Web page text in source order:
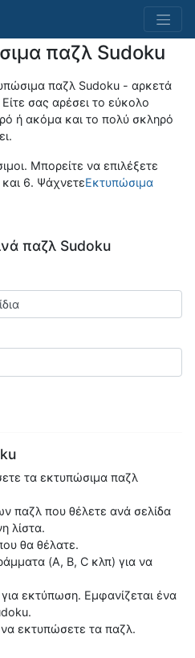
παζλ Sudoku
παζλ Sudoku - αρκετά
σας αρέσει το εύκολο
ή ακόμα και το πολύ σκληρό
Μπορείτε να επιλέξετε
6. ΨάχνετεΕκτυπώσιμα
παζλ Sudoku
τα εκτυπώσιμα παζλ
παζλ που θέλετε ανά σελίδα
λίστα.
θα θέλατε.
(A, B, C κλπ) για να
εκτύπωση. Εμφανίζεται ένα
εκτυπώσετε τα παζλ.